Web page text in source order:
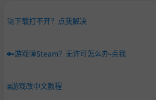
🚀下载打不开？点我解决
🔑游戏弹Steam？无许可怎么办-点我
🌐游戏改中文教程